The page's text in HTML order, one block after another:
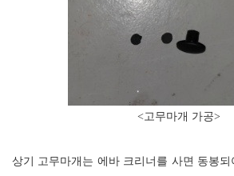
<고무마개 가공>
상기 고무마개는 에바 크리너를 사면 동봉되